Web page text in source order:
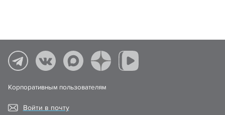
Корпоративным пользователям
Войти в почту